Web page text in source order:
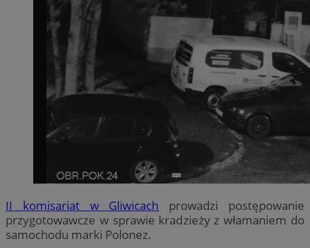
II komisariat w Gliwicach prowadzi postępowanie
przygotowawcze w sprawie kradzieży z włamaniem do
samochodu marki Polonez.